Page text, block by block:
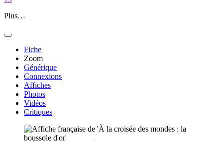
Plus…
Fiche
Zoom
Générique
Connexions
Affiches
Photos
Vidéos
Critiques